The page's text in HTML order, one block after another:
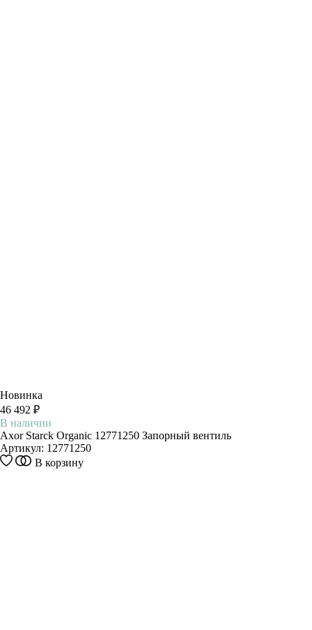
Новинка
46 492 ₽
В наличии
Axor Starck Organic 12771250 Запорный вентиль
Артикул: 12771250
В корзину